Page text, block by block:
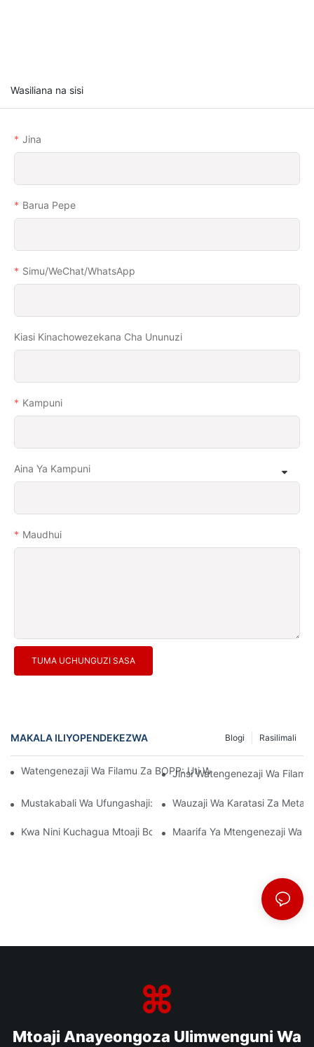
Wasiliana na sisi
Jina
Barua Pepe
Simu/WeChat/WhatsApp
Kiasi Kinachowezekana Cha Ununuzi
Kampuni
Aina Ya Kampuni
Maudhui
TUMA UCHUNGUZI SASA
MAKALA ILIYOPENDEKEZWA Rasilimali
Blogi
Watengenezaji Wa Filamu Za BOPP: Uti Wa Mgongo Wa
Jinsi Watengenezaji Wa
Mustakabali Wa Ufungashaji: Maarifa Kutoka Kwa
Wauzaji Wa Karatasi Za
Kwa Nini Kuchagua Mtoaji Bora Wa Filamu Wa BOPP Ni Muhimu
Maarifa Ya Mtengenezaji Wa
Mtoaji Anayeongoza Ulimwenguni Wa